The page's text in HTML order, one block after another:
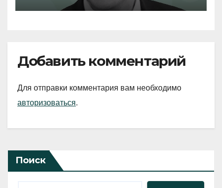
Добавить комментарий
Для отправки комментария вам необходимо
авторизоваться.
Поиск